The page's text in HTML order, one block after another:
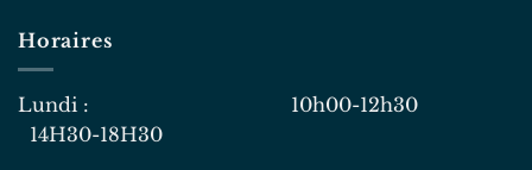
Horaires
Lundi : 10h00-12h30
14H30-18H30